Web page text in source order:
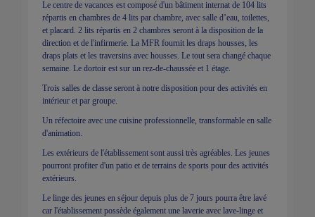
Le centre de vacances est composé d'un bâtiment internat de 104 lits
répartis en chambres de 4 lits par chambre, avec salle d’eau, toilettes,
et placard. 2 lits répartis en 2 chambres seront à la disposition de la
direction et de l'infirmerie. La MFR fournit les draps housses, les
draps plats et les traversins avec housses. Le tout sera changé chaque
semaine. Le dortoir est sur un rez-de-chaussée et 1 étage.
Trois salles de classe seront à notre disposition pour des activités en
intérieur et par groupe.
Un réfectoire avec une cuisine professionnelle, transformable en salle
d'animation.
Les extérieurs de l'établissement sont aussi très agréables. Les jeunes
pourront profiter d'un patio et de terrains de sports pour des activités
extérieurs.
Le linge des jeunes en séjour depuis plus de 7 jours pourra être lavé
car l'établissement possède également une laverie avec lave-linge et